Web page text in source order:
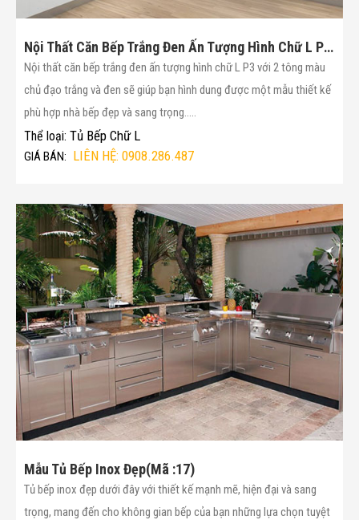
Nội Thất Căn Bếp Trắng Đen Ấn Tượng Hình Chữ L P3(Mã :16)
Nội thất căn bếp trắng đen ấn tượng hình chữ L P3 với 2 tông màu
chủ đạo trắng và đen sẽ giúp bạn hình dung được một mẫu thiết kế
phù hợp nhà bếp đẹp và sang trọng.....
Thể loại:Tủ Bếp Chữ L
GIÁ BÁN: LIÊN HỆ: 0908.286.487
Mẫu Tủ Bếp Inox Đẹp(Mã :17)
Tủ bếp inox đẹp dưới đây với thiết kế mạnh mẽ, hiện đại và sang
trọng, mang đến cho không gian bếp của bạn những lựa chọn tuyệt